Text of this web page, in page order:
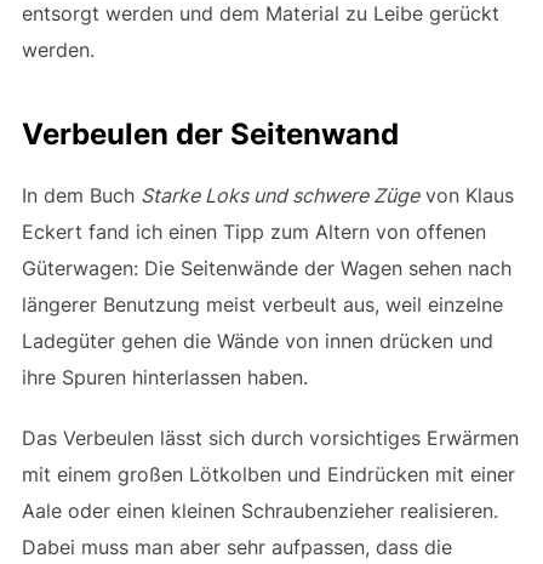
entsorgt werden und dem Material zu Leibe gerückt
werden.
Verbeulen der Seitenwand
In dem Buch Starke Loks und schwere Zügevon Klaus
Eckert fand ich einen Tipp zum Altern von offenen
Güterwagen: Die Seitenwände der Wagen sehen nach
längerer Benutzung meist verbeult aus, weil einzelne
Ladegüter gehen die Wände von innen drücken und
ihre Spuren hinterlassen haben.
Das Verbeulen lässt sich durch vorsichtiges Erwärmen
mit einem großen Lötkolben und Eindrücken mit einer
Aale oder einen kleinen Schraubenzieher realisieren.
Dabei muss man aber sehr aufpassen, dass die